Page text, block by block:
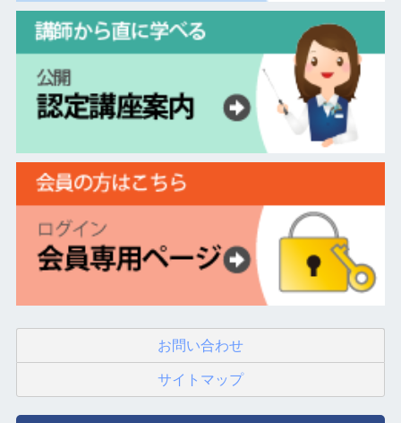
お問い合わせ
サイトマップ